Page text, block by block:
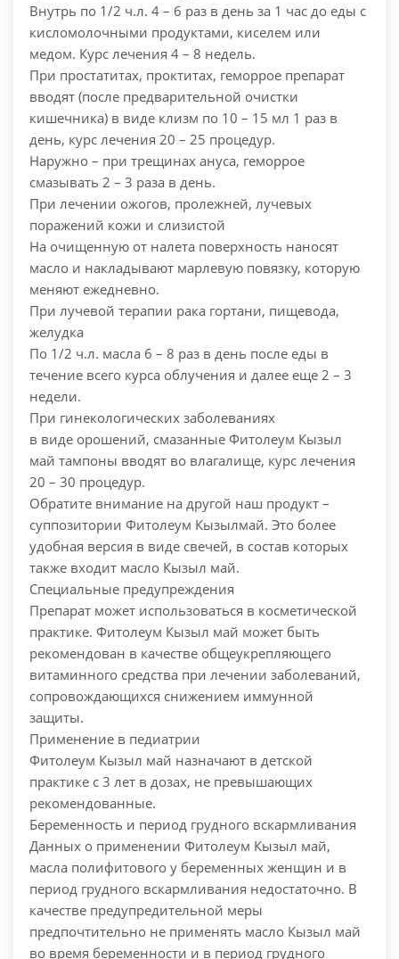
Внутрь по 1/2 ч.л. 4 – 6 раз в день за 1 час до еды с
кисломолочными продуктами, киселем или
медом. Курс лечения 4 – 8 недель.
При простатитах, проктитах, геморрое препарат
вводят (после предварительной очистки
кишечника) в виде клизм по 10 – 15 мл 1 раз в
день, курс лечения 20 – 25 процедур.
Наружно – при трещинах ануса, геморрое
смазывать 2 – 3 раза в день.
При лечении ожогов, пролежней, лучевых
поражений кожи и слизистой
На очищенную от налета поверхность наносят
масло и накладывают марлевую повязку, которую
меняют ежедневно.
При лучевой терапии рака гортани, пищевода,
желудка
По 1/2 ч.л. масла 6 – 8 раз в день после еды в
течение всего курса облучения и далее еще 2 – 3
недели.
При гинекологических заболеваниях
в виде орошений, смазанные Фитолеум Кызыл
май тампоны вводят во влагалище, курс лечения
20 – 30 процедур.
Обратите внимание на другой наш продукт –
суппозитории Фитолеум Кызылмай. Это более
удобная версия в виде свечей, в состав которых
также входит масло Кызыл май.
Специальные предупреждения
Препарат может использоваться в косметической
практике. Фитолеум Кызыл май может быть
рекомендован в качестве общеукрепляющего
витаминного средства при лечении заболеваний,
сопровождающихся снижением иммунной
защиты.
Применение в педиатрии
Фитолеум Кызыл май назначают в детской
практике с 3 лет в дозах, не превышающих
рекомендованные.
Беременность и период грудного вскармливания
Данных о применении Фитолеум Кызыл май,
масла полифитового у беременных женщин и в
период грудного вскармливания недостаточно. В
качестве предупредительной меры
предпочтительно не применять масло Кызыл май
во время беременности и в период грудного